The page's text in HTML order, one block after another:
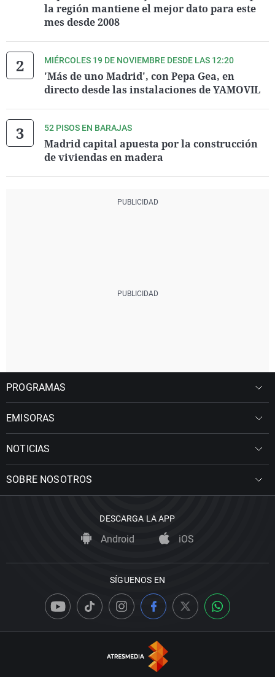
la región mantiene el mejor dato para este
mes desde 2008
MIÉRCOLES 19 DE NOVIEMBRE DESDE LAS 12:20
'Más de uno Madrid', con Pepa Gea, en
directo desde las instalaciones de YAMOVIL
52 PISOS EN BARAJAS
Madrid capital apuesta por la construcción
de viviendas en madera
PROGRAMAS
EMISORAS
NOTICIAS
SOBRE NOSOTROS
DESCARGA LA APP
Android iOS
SÍGUENOS EN